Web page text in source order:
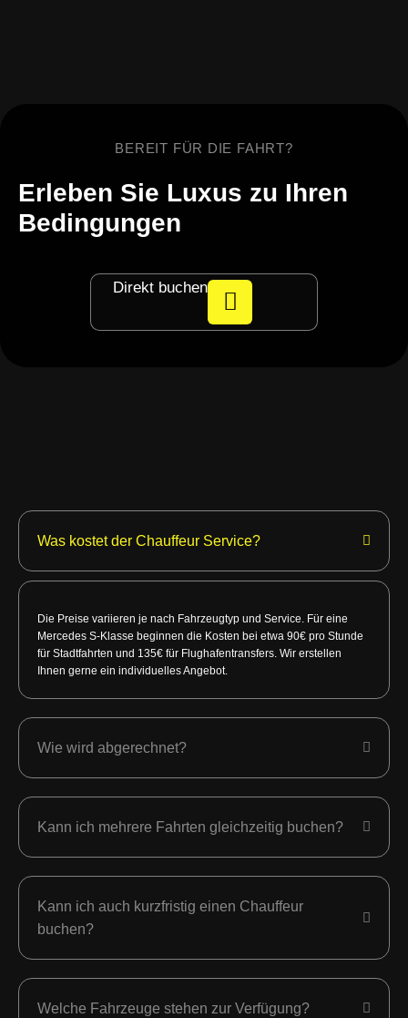
BEREIT FÜR DIE FAHRT?
Erleben Sie Luxus zu Ihren
Bedingungen
Direkt buchen
Was kostet der Chauffeur Service?
Die Preise variieren je nach Fahrzeugtyp und Service. Für eine
Mercedes S-Klasse beginnen die Kosten bei etwa 90€ pro Stunde
für Stadtfahrten und 135€ für Flughafentransfers. Wir erstellen
Ihnen gerne ein individuelles Angebot.
Wie wird abgerechnet?
Kann ich mehrere Fahrten gleichzeitig buchen?
Kann ich auch kurzfristig einen Chauffeur
buchen?
Welche Fahrzeuge stehen zur Verfügung?